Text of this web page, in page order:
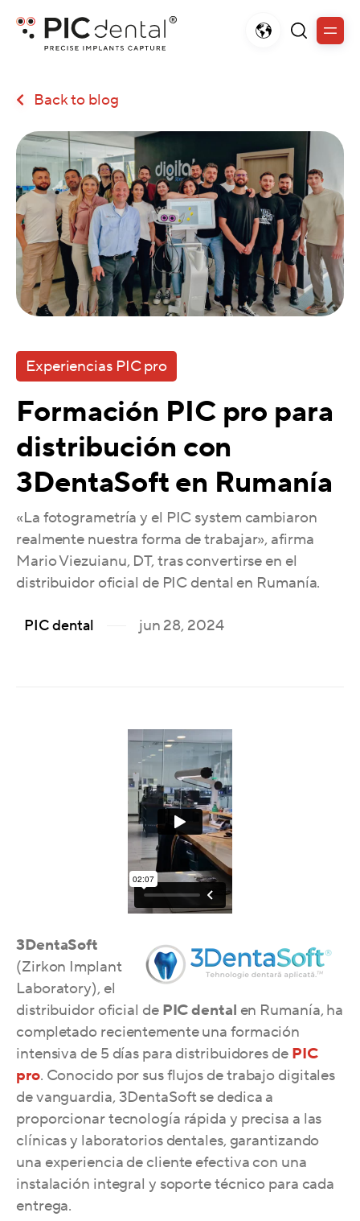
Back to blog
Experiencias PIC pro
Formación PIC pro para
distribución con
3DentaSoft en Rumanía
«La fotogrametría y el PIC system cambiaron
realmente nuestra forma de trabajar», afirma
Mario Viezuianu, DT, tras convertirse en el
distribuidor oficial de PIC dental en Rumanía.
PIC dental jun 28, 2024
3DentaSoft
(Zirkon Implant
Laboratory), el
distribuidor oficial de PIC dental en Rumanía, ha
completado recientemente una formación
intensiva de 5 días para distribuidores de PIC
pro. Conocido por sus flujos de trabajo digitales
de vanguardia, 3DentaSoft se dedica a
proporcionar tecnología rápida y precisa a las
clínicas y laboratorios dentales, garantizando
una experiencia de cliente efectiva con una
instalación integral y soporte técnico para cada
entrega.